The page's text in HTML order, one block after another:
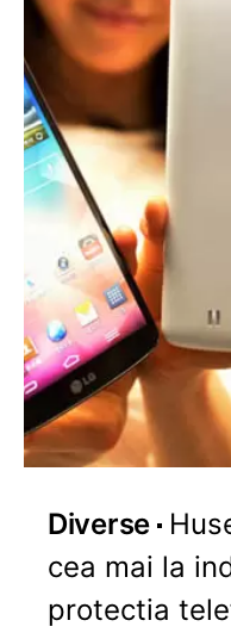
Diverse
cea mai la
protectia